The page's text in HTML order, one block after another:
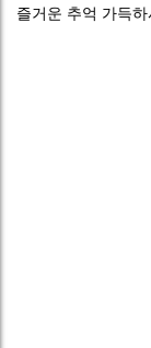
즐거운 추억 가득하